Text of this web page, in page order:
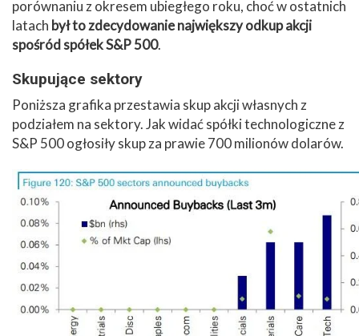
porównaniu z okresem ubiegłego roku, choć w ostatnich
latach był to zdecydowanie największy odkup akcji
spośród spółek S&P 500.
Skupujące sektory
Poniższa grafika przestawia skup akcji własnych z
podziałem na sektory. Jak widać spółki technologiczne z
S&P 500 ogłosiły skup za prawie 700 milionów dolarów.